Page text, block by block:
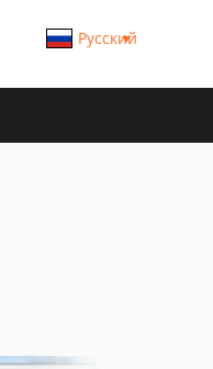
Русский